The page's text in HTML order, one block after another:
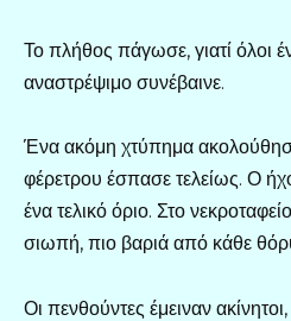
Το πλήθος πάγωσε, γιατί όλοι
αναστρέψιμο συνέβαινε.
Ένα ακόμη χτύπημα
φέρετρου έσπασε τελείως. Ο
ένα τελικό όριο. Στο
σιωπή, πιο βαριά από κάθε
Οι πενθούντες έμειναν